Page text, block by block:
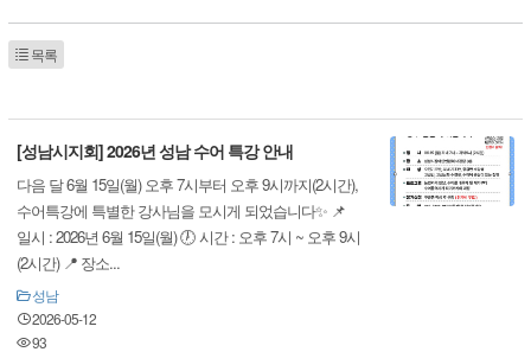
목록
[성남시지회] 2026년 성남 수어 특강 안내
다음 달 6월 15일(월) 오후 7시부터 오후 9시까지(2시간),
수어특강에 특별한 강사님을 모시게 되었습니다✨ 📌
일시 : 2026년 6월 15일(월) 🕖 시간 : 오후 7시 ~ 오후 9시
(2시간) 📍 장소...
성남
2026-05-12
93